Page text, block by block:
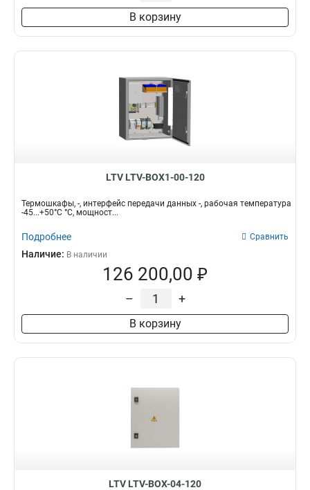
В корзину
LTV LTV-BOX1-00-120
Термошкафы, -, интерфейс передачи данных -, рабочая температура
-45...+50°C °C, мощност...
Подробнее Сравнить
Наличие: В наличии
126 200,00 ₽
– +
В корзину
LTV LTV-BOX-04-120